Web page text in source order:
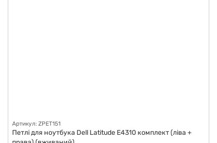
Артикул: ZPET151
Петлі для ноутбука Dell Latitude E4310 комплект (ліва +